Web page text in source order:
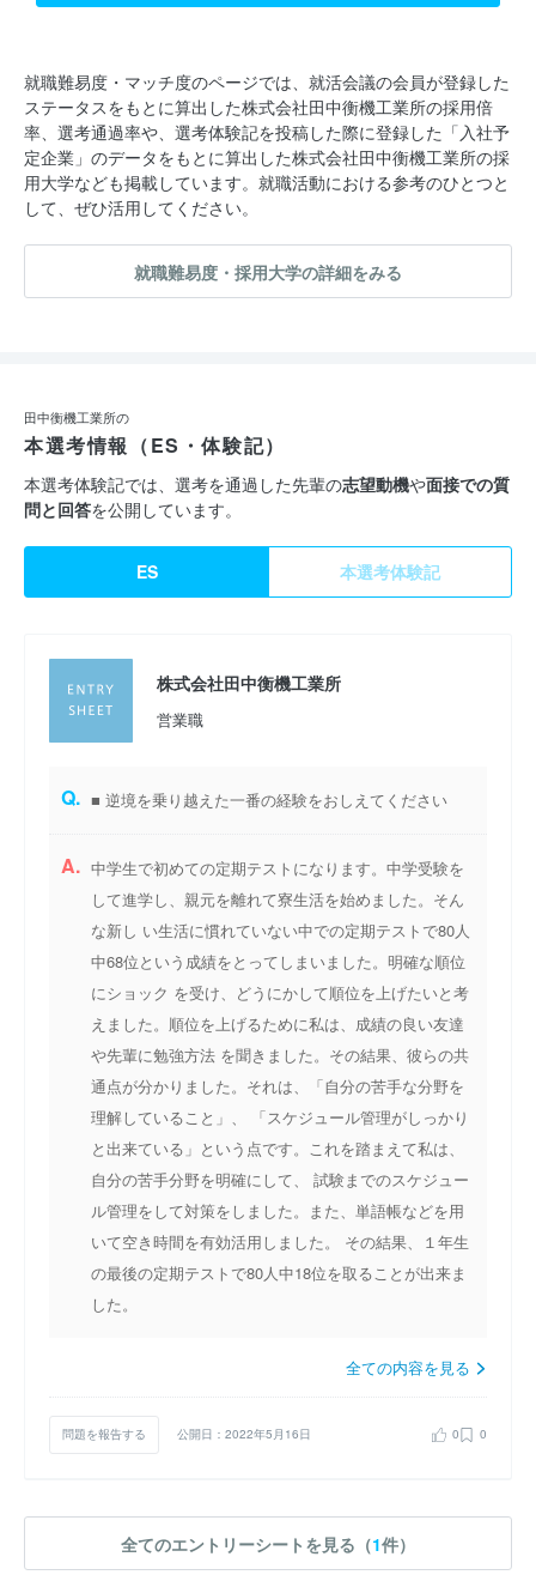
就職難易度・マッチ度のページでは、就活会議の会員が登録した
ステータスをもとに算出した株式会社田中衡機工業所の採用倍
率、選考通過率や、選考体験記を投稿した際に登録した「入社予
定企業」のデータをもとに算出した株式会社田中衡機工業所の採
用大学なども掲載しています。就職活動における参考のひとつと
して、ぜひ活用してください。
就職難易度・採用大学の詳細をみる
田中衡機工業所の
本選考情報（ES・体験記）
本選考体験記では、選考を通過した先輩の志望動機や面接での質
問と回答を公開しています。
ES 本選考体験記
株式会社田中衡機工業所
営業職
Q. ■ 逆境を乗り越えた一番の経験をおしえてください
A. 中学生で初めての定期テストになります。中学受験を
して進学し、親元を離れて寮生活を始めました。そん
な新し い生活に慣れていない中での定期テストで80人
中68位という成績をとってしまいました。明確な順位
にショック を受け、どうにかして順位を上げたいと考
えました。順位を上げるために私は、成績の良い友達
や先輩に勉強方法 を聞きました。その結果、彼らの共
通点が分かりました。それは、「自分の苦手な分野を
理解していること」、 「スケジュール管理がしっかり
と出来ている」という点です。これを踏まえて私は、
自分の苦手分野を明確にして、 試験までのスケジュー
ル管理をして対策をしました。また、単語帳などを用
いて空き時間を有効活用しました。 その結果、１年生
の最後の定期テストで80人中18位を取ることが出来ま
した。
全ての内容を見る
問題を報告する 公開日：2022年5月16日 0 0
全てのエントリーシートを見る（1件）